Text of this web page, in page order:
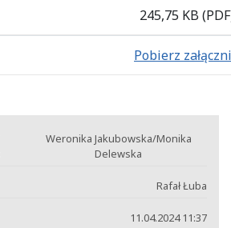
245,75 KB
Pobierz
Weronika Jakubowska/Monika
Delewska
Rafał Łuba
11.04.2024 11:37